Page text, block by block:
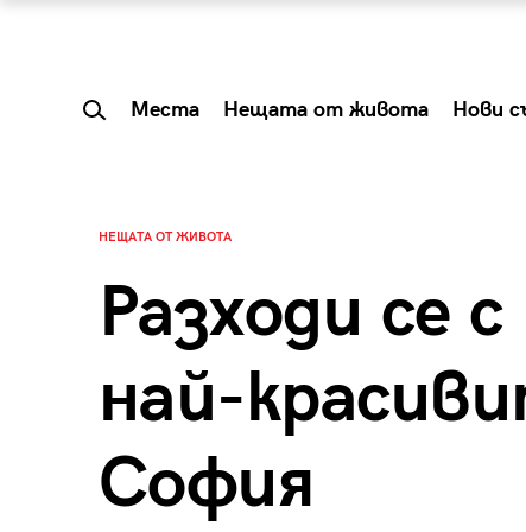
Места Нещата от живота Нови
НЕЩАТА ОТ ЖИВОТА
Разходи се
най-
СофияSummer Prelude: как